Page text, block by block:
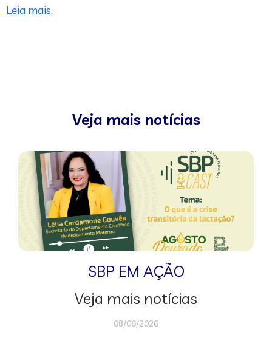
Leia mais.
Veja mais notícias
SBP EM AÇÃO
Veja mais notícias
08/06/2026